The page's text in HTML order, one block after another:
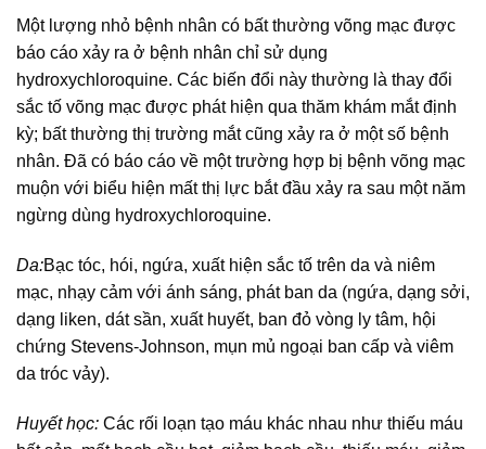
Một lượng nhỏ bệnh nhân có bất thường võng mạc được
báo cáo xảy ra ở bệnh nhân chỉ sử dụng
hydroxychloroquine. Các biến đổi này thường là thay đổi
sắc tố võng mạc được phát hiện qua thăm khám mắt định
kỳ; bất thường thị trường mắt cũng xảy ra ở một số bệnh
nhân. Đã có báo cáo về một trường hợp bị bệnh võng mạc
muộn với biểu hiện mất thị lực bắt đầu xảy ra sau một năm
ngừng dùng hydroxychloroquine.
Da:Bạc tóc, hói, ngứa, xuất hiện sắc tố trên da và niêm
mạc, nhạy cảm với ánh sáng, phát ban da (ngứa, dạng sởi,
dạng liken, dát sần, xuất huyết, ban đỏ vòng ly tâm, hội
chứng Stevens-Johnson, mụn mủ ngoại ban cấp và viêm
da tróc vảy).
Huyết học: Các rối loạn tạo máu khác nhau như thiếu máu